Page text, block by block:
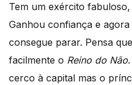
Tem um exército
Ganhou confiança e agora
consegue parar. Pensa
facilmente o Reino do Não
cerco à capital mas o